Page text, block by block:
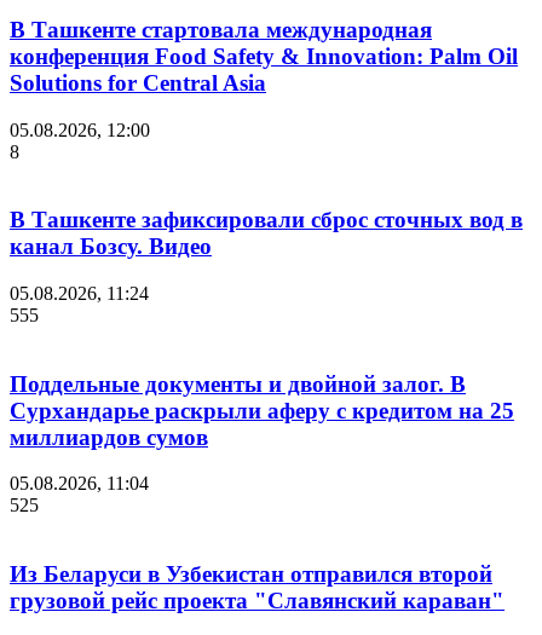
В Ташкенте стартовала международная
конференция Food Safety & Innovation: Palm Oil
Solutions for Central Asia
05.08.2026, 12:00
8
В Ташкенте зафиксировали сброс сточных вод в
канал Бозсу. Видео
05.08.2026, 11:24
555
Поддельные документы и двойной залог. В
Сурхандарье раскрыли аферу с кредитом на 25
миллиардов сумов
05.08.2026, 11:04
525
Из Беларуси в Узбекистан отправился второй
грузовой рейс проекта "Славянский караван"